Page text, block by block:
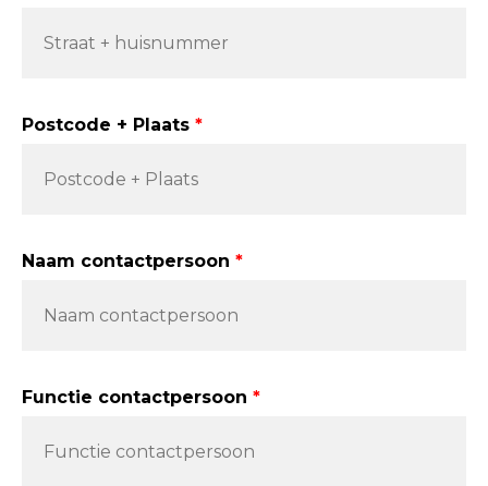
Postcode + Plaats
Naam contactpersoon
Functie contactpersoon